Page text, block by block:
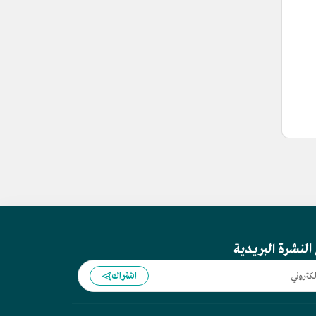
البريدية
اشتراك